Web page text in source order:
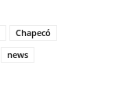
Chapecó
news